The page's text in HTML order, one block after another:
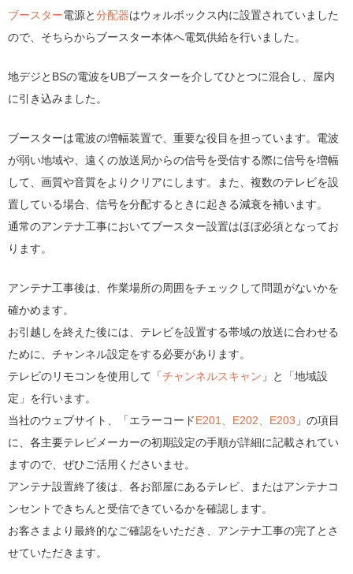
ブースター電源と分配器はウォルボックス内に設置されていました
ので、そちらからブースター本体へ電気供給を行いました。
地デジとBSの電波をUBブースターを介してひとつに混合し、屋内
に引き込みました。
ブースターは電波の増幅装置で、重要な役目を担っています。電波
が弱い地域や、遠くの放送局からの信号を受信する際に信号を増幅
して、画質や音質をよりクリアにします。また、複数のテレビを設
置している場合、信号を分配するときに起きる減衰を補います。
通常のアンテナ工事においてブースター設置はほぼ必須となってお
ります。
アンテナ工事後は、作業場所の周囲をチェックして問題がないかを
確かめます。
お引越しを終えた後には、テレビを設置する帯域の放送に合わせる
ために、チャンネル設定をする必要があります。
テレビのリモコンを使用して「チャンネルスキャン 」と「地域設
定」を行います。
当社のウェブサイト、「エラーコードE201、E202、E203 」の項目
に、各主要テレビメーカーの初期設定の手順が詳細に記載されてい
ますので、ぜひご活用くださいませ。
アンテナ設置終了後は、各お部屋にあるテレビ、またはアンテナコ
ンセントできちんと受信できているかを確認します。
お客さまより最終的なご確認をいただき、アンテナ工事の完了とさ
せていただきます。